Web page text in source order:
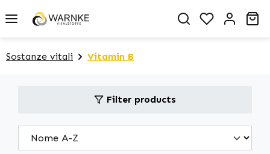
content You have 0
Sostanze vitali Vitamin B
Filter products